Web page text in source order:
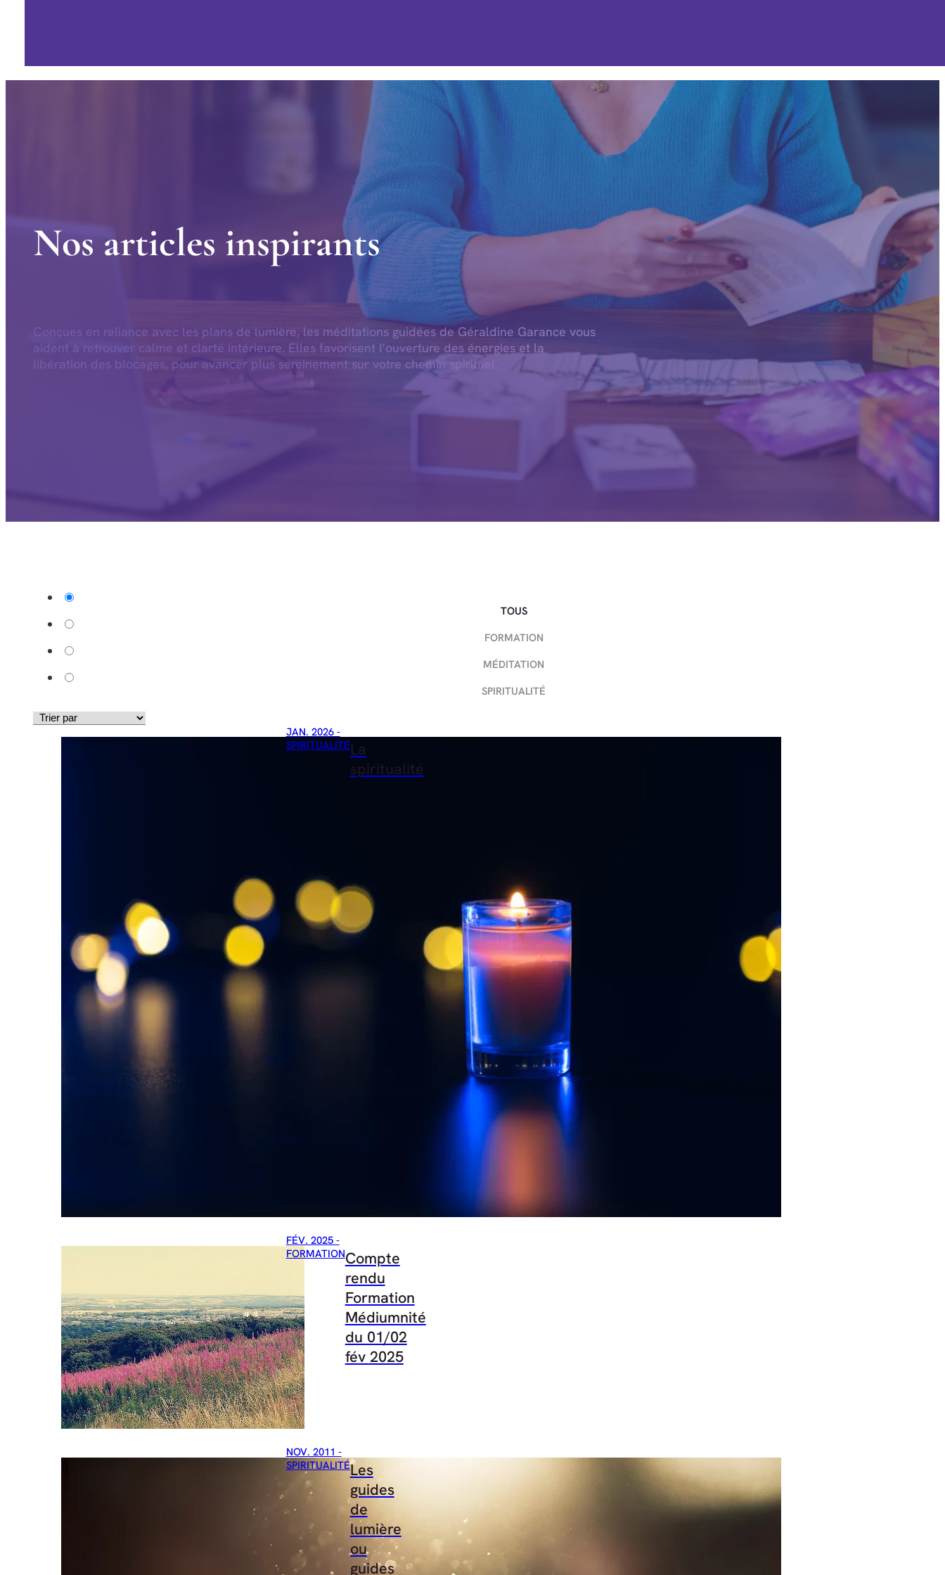
Nos articles inspirants
Conçues en reliance avec les plans de lumière, les méditations guidées de Géraldine Garance vous
aident à retrouver calme et clarté intérieure. Elles favorisent l’ouverture des énergies et la
libération des blocages, pour avancer plus sereinement sur votre chemin spirituel.
TOUS
FORMATION
MÉDITATION
SPIRITUALITÉ
JAN. 2026 -
SPIRITUALITÉLa
spiritualité
FÉV. 2025 -
FORMATIONCompte
rendu
Formation
Médiumnité
du 01/02
fév 2025
NOV. 2011 -
SPIRITUALITÉLes
guides
de
lumière
ou
guides